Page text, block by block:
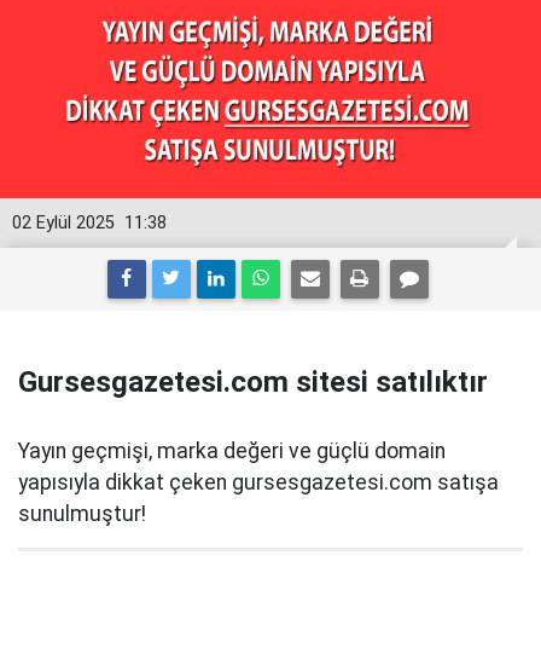
11:38
02 Eylül 2025
Gursesgazetesi.com sitesi satılıktır
Yayın geçmişi, marka değeri ve güçlü domain
yapısıyla dikkat çeken gursesgazetesi.com satışa
sunulmuştur!